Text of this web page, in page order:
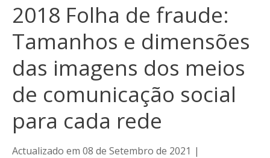
2018 Folha de fraude:
Tamanhos e dimensões
das imagens dos meios
de comunicação social
para cada rede
Actualizado em 08 de Setembro de 2021 |